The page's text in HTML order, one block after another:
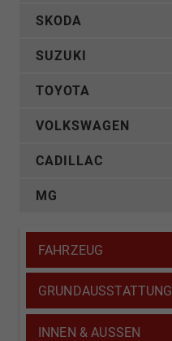
SKODA
SUZUKI
TOYOTA
VOLKSWAGEN
CADILLAC
MG
FAHRZEUG
GRUNDAUSSTATTUNG
INNEN & AUSSEN